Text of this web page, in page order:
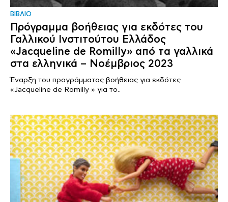
ΒΙΒΛΙΟ
Πρόγραμμα βοήθειας για εκδότες του
Γαλλικού Ινστιτούτου Ελλάδος
«Jacqueline de Romilly» από τα γαλλικά
στα ελληνικά – Νοέμβριος 2023
Έναρξη του προγράμματος βοήθειας για εκδότες
«Jacqueline de Romilly » για το..